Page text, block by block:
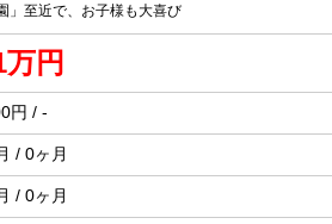
至近で、お子様も大喜び
円
円 / -
/ 0ヶ月
/ 0ヶ月